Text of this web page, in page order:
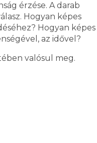
érzése. A darab
Hogyan képes
Hogyan képes
az idővel?
valósul meg.